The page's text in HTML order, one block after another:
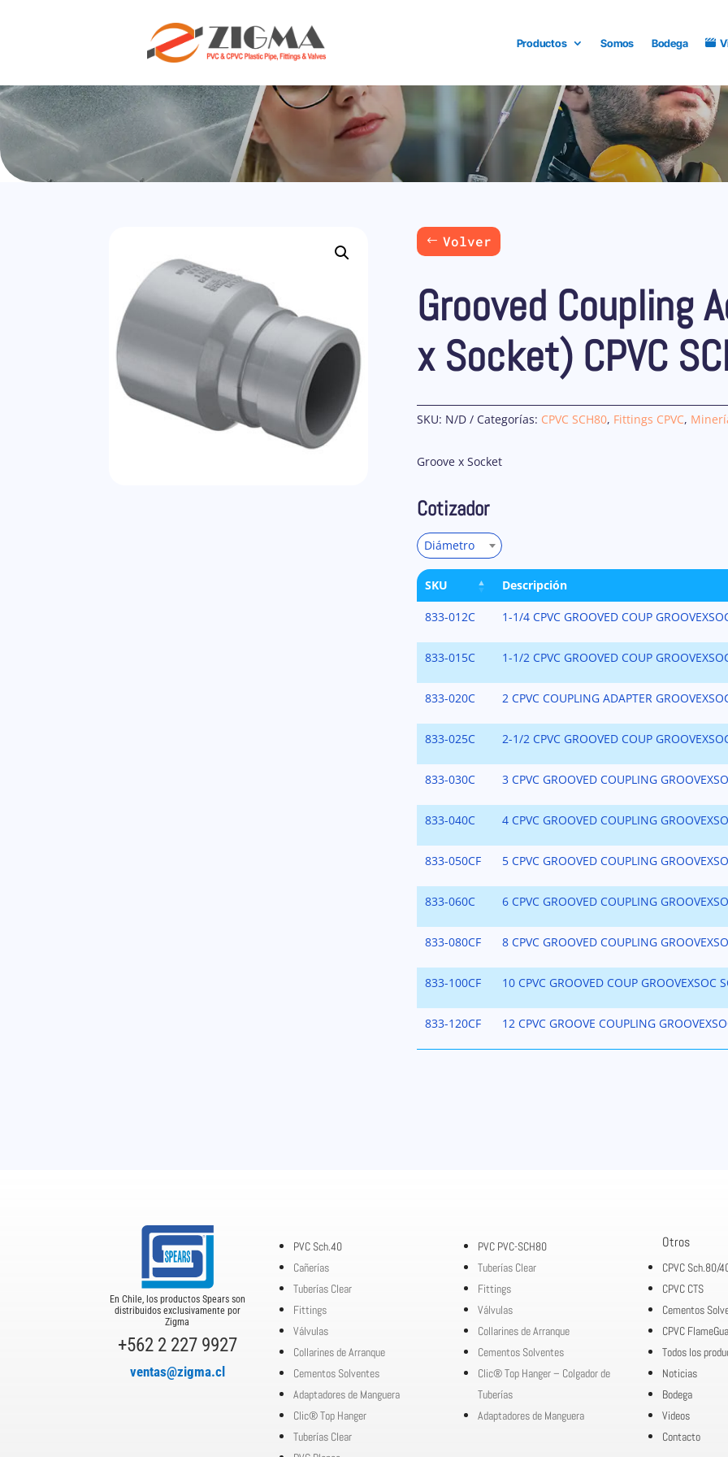
Productos Somos Bodega
Volver
Grooved Coupling
x Socket) CPVC
SKU: N/D Categorías: CPVC SCH80, Fittings CPVC,
Groove x Socket
Cotizador
Diámetro
SKU Descripción
833-012C 1-1/4 CPVC GROOVED COUP
833-015C 1-1/2 CPVC GROOVED COUP
833-020C 2 CPVC COUPLING ADAPTER
833-025C 2-1/2 CPVC GROOVED COUP
833-030C 3 CPVC GROOVED COUPLING
833-040C 4 CPVC GROOVED COUPLING
833-050CF 5 CPVC GROOVED COUPLING
833-060C 6 CPVC GROOVED COUPLING
833-080CF 8 CPVC GROOVED COUPLING
833-100CF 10 CPVC GROOVED COUP GROOVEXSOC
833-120CF 12 CPVC GROOVE COUPLING
En Chile, los productos Spears son
distribuidos exclusivamente por
Zigma
+562 2 227 9927
ventas@zigma.cl
PVC Sch.40
Cañerías
Tuberías Clear
Fittings
Válvulas
Collarines de Arranque
Cementos Solventes
Adaptadores de Manguera
Clic® Top Hanger
Tuberías Clear
PVC PVC-SCH80
Tuberías Clear
Fittings
Válvulas
Collarines de Arranque
Cementos Solventes
Clic® Top Hanger – Colgador de
Tuberías
Adaptadores de Manguera
Otros
CPVC Sch.80/
CPVC CTS
Cementos
CPVC
Todos los
Noticias
Bodega
Videos
Contacto